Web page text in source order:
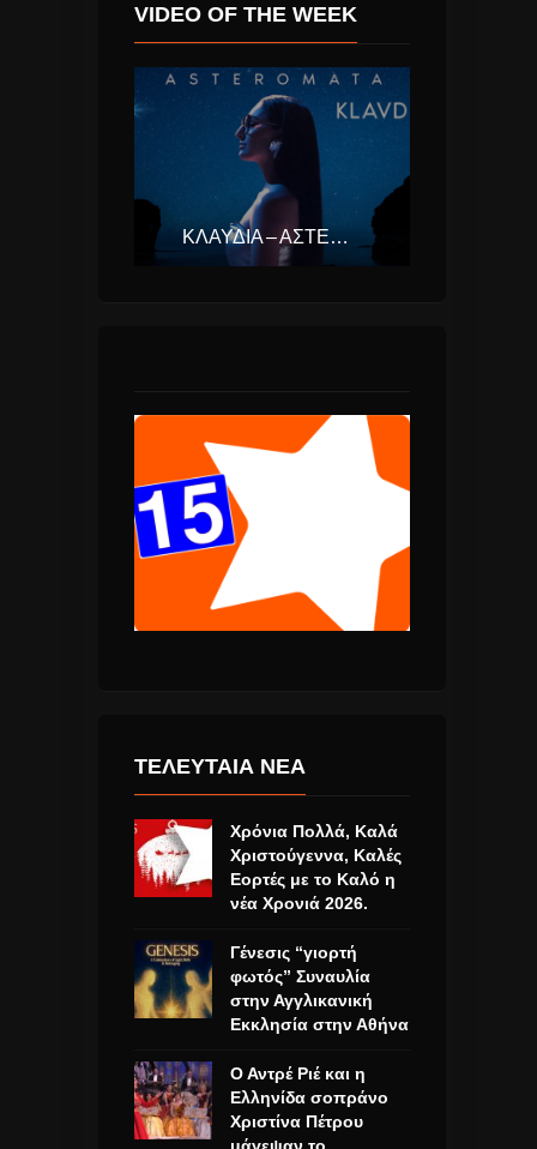
VIDEO OF THE WEEK
ΚΛΑΥΔΊΑ – ΑΣΤΕΡΟΜΆΤΑ (EUROVISION ΕΛΛΆΔΑ 2025)
ΤΕΛΕΥΤΑΙΑ ΝΕΑ
Χρόνια Πολλά, Καλά
Χριστούγεννα, Καλές
Εορτές με το Καλό η
νέα Χρονιά 2026.
Γένεσις “γιορτή
φωτός” Συναυλία
στην Αγγλικανική
Εκκλησία στην Αθήνα
Ο Αντρέ Ριέ και η
Ελληνίδα σοπράνο
Χριστίνα Πέτρου
μάγεψαν το